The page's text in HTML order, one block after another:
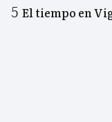
El tiempo en